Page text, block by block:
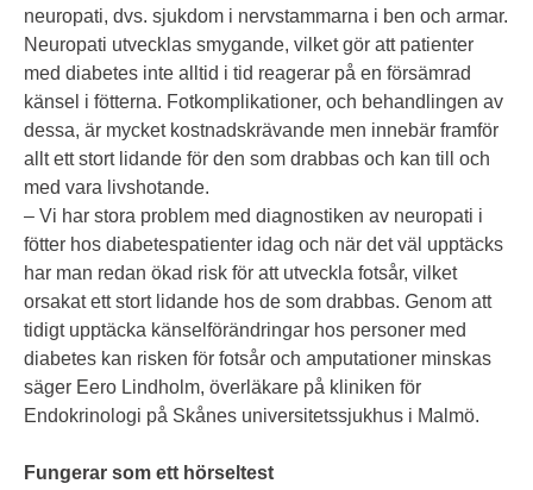
neuropati, dvs. sjukdom i nervstammarna i ben och armar.
Neuropati utvecklas smygande, vilket gör att patienter
med diabetes inte alltid i tid reagerar på en försämrad
känsel i fötterna. Fotkomplikationer, och behandlingen av
dessa, är mycket kostnadskrävande men innebär framför
allt ett stort lidande för den som drabbas och kan till och
med vara livshotande.
– Vi har stora problem med diagnostiken av neuropati i
fötter hos diabetespatienter idag och när det väl upptäcks
har man redan ökad risk för att utveckla fotsår, vilket
orsakat ett stort lidande hos de som drabbas. Genom att
tidigt upptäcka känselförändringar hos personer med
diabetes kan risken för fotsår och amputationer minskas
säger Eero Lindholm, överläkare på kliniken för
Endokrinologi på Skånes universitetssjukhus i Malmö.
Fungerar som ett hörseltest